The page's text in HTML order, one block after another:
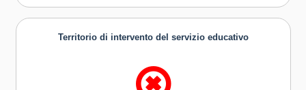
Territorio di intervento del servizio educativo